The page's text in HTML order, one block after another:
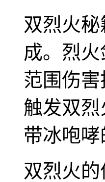
双烈火
成。烈
范围伤
触发双
带冰咆哮
双烈火的